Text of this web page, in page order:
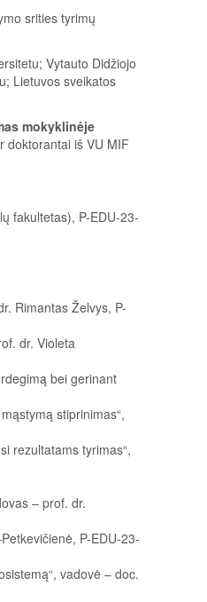
srities tyrimų
Vytauto Didžiojo
Lietuvos sveikatos
mokyklinėje
doktorantai iš VU MIF
fakultetas), P-EDU-23-
Rimantas Želvys, P-
dr. Violeta
bei gerinant
stiprinimas“,
rezultatams tyrimas“,
– prof. dr.
P-EDU-23-
vadovė – doc.